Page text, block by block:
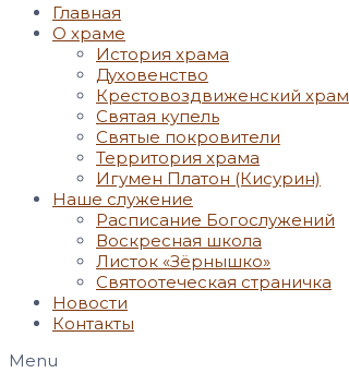
Главная
О храме
История храма
Духовенство
Крестовоздвиженский храм
Святая купель
Святые покровители
Территория храма
Игумен Платон (Кисурин)
Наше служение
Расписание Богослужений
Воскресная школа
Листок «Зёрнышко»
Святоотеческая страничка
Новости
Контакты
Menu